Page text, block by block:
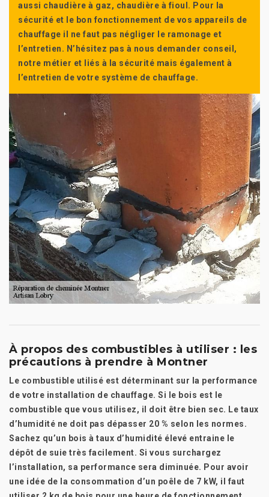
aussi chaudière à gaz, chaudière à fioul. Pour la
sécurité et le bon fonctionnement de vos appareils de
chauffage il ne faut pas négliger le ramonage et
l’entretien. N’hésitez pas à nous demander conseil,
notre métier et liés à la sécurité mais également à
l’entretien de votre système de chauffage.
À propos des combustibles à utiliser : les
précautions à prendre à Montner
Le combustible utilisé est déterminant sur la performance
de votre installation de chauffage. Si le bois est le
combustible que vous utilisez, il doit être bien sec. Le taux
d’humidité ne doit pas dépasser 20 % selon les normes.
Sachez qu’un bois à taux d’humidité élevé entraine le
dépôt de suie très facilement. Si vous surchargez
l’installation, sa performance sera diminuée. Pour avoir
une idée de la consommation d’un poêle de 7 kW, il faut